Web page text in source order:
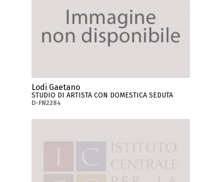
Lodi Gaetano
STUDIO DI ARTISTA CON DOMESTICA SEDUTA
D-FN2284